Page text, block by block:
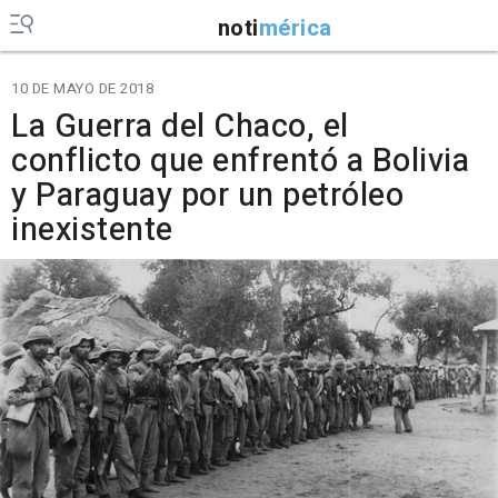
notimérica
10 DE MAYO DE 2018
La Guerra del Chaco, el
conflicto que enfrentó a Bolivia
y Paraguay por un petróleo
inexistente